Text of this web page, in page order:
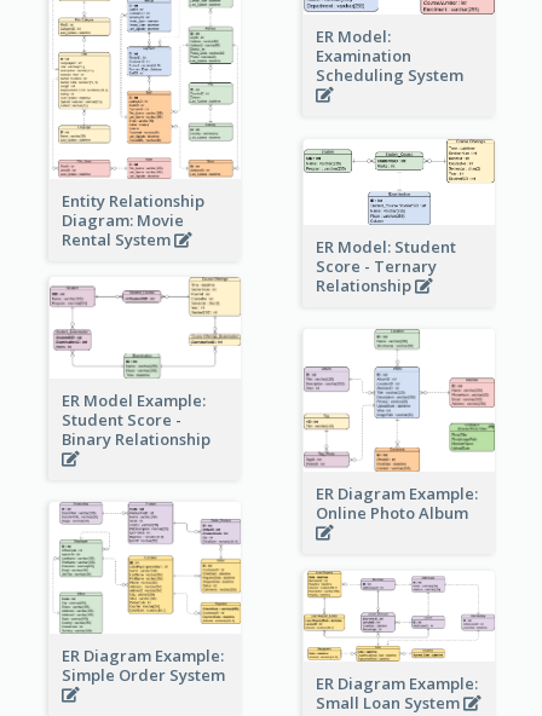
ER Model:
Examination
Scheduling System
Entity Relationship
Diagram: Movie
Rental System
ER Model: Student
Score - Ternary
Relationship
ER Model Example:
Student Score -
Binary Relationship
ER Diagram Example:
Online Photo Album
ER Diagram Example:
Simple Order System
ER Diagram Example:
Small Loan System